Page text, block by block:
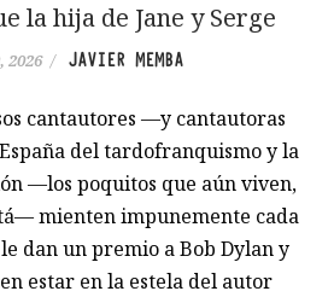
la hija de Jane y Serge
2026 / JAVIER MEMBA
cantautores —y cantautoras
del tardofranquismo y la
—los poquitos que aún viven,
mienten impunemente cada
dan un premio a Bob Dylan y
estar en la estela del autor